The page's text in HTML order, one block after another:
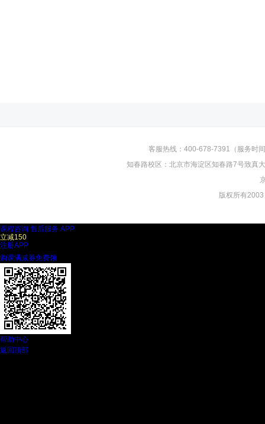
客服热线：400-678-7391（服务时
知春路校区：北京市海淀区知春路7号致
版权所有
课程咨询 售后服务 APP
立减150
注册APP
购课满减券免费领
帮助中心
返回顶部